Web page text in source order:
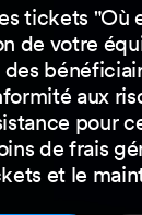
tickets "Où
de votre
aux
pour
de frais
et le